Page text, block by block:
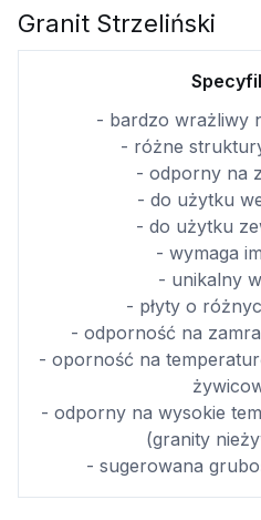
Granit Strzeliński
- bardzo wrażliwy
- różne
- odporny na
- do użytku
- do użytku
- wymaga
- unikalny
- płyty o
- odporność na
- oporność na
- odporny na wysokie
(granity
- sugerowana